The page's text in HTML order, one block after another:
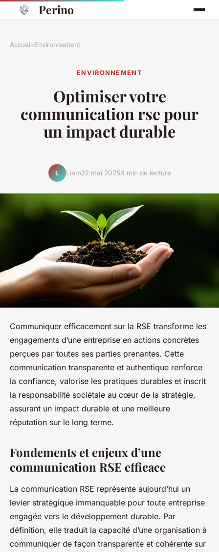
Perino
Accueil›Environnement
ENVIRONNEMENT
Optimiser votre
communication rse pour
un impact durable
L Liam22 mai 20254 min de lecture
Communiquer efficacement sur la RSE transforme les
engagements d’une entreprise en actions concrètes
perçues par toutes ses parties prenantes. Cette
communication transparente et authentique renforce
la confiance, valorise les pratiques durables et inscrit
la responsabilité sociétale au cœur de la stratégie,
assurant un impact durable et une meilleure
réputation sur le long terme.
Fondements et enjeux d’une
communication RSE efficace
La communication RSE représente aujourd’hui un
levier stratégique immanquable pour toute entreprise
engagée vers le développement durable. Par
définition, elle traduit la capacité d’une organisation à
communiquer de façon transparente et cohérente sur